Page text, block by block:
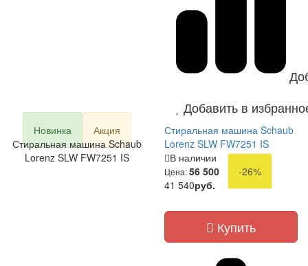
Добавить в
Новинка
Акция
Стиральная машина Schaub
Lorenz SLW FW7251 IS
Стиральная машина Schaub
Lorenz SLW FW7251 IS
В наличии
Цена:56 500
-26%
41 540руб.
Купить